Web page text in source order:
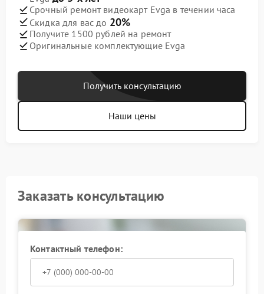
Срочный ремонт видеокарт Evga в течении часа
Скидка для вас до 20%
Получите 1500 рублей на ремонт
Оригинальные комплектующие Evga
Получить консультацию
Наши цены
Заказать консультацию
Контактный телефон: